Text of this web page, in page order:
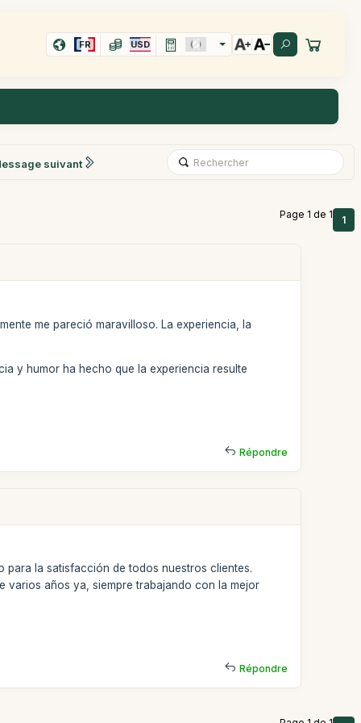
FR USD
suivant
Page 1 de 1 1
me pareció maravilloso. La experiencia, la
y humor ha hecho que la experiencia resulte
Répondre
para la satisfacción de todos nuestros clientes.
varios años ya, siempre trabajando con la mejor
Répondre